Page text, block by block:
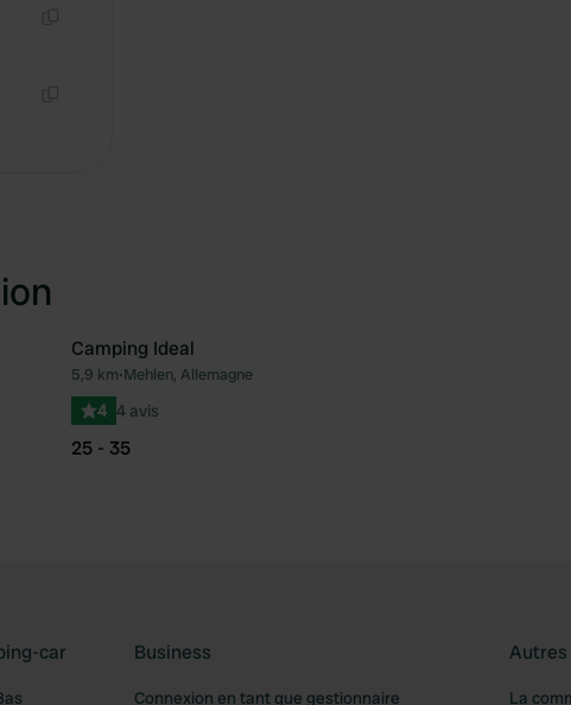
Préféré
Camping Ideal
5,9 km•Mehlen, Allemagne
4 4 avis
25 - 35
car Business
Connexion en tant que gestionnaire
Autres
La